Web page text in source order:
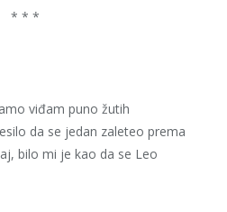
* * *
viđam puno žutih
da se jedan zaleteo prema
bilo mi je kao da se Leo